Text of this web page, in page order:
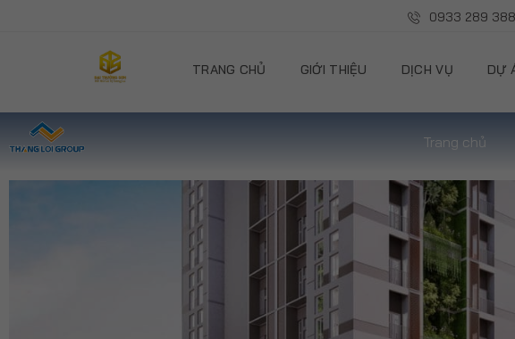
0933 289 388
TRANG CHỦ GIỚI THIỆU DỊCH VỤ DỰ
Trang chủ